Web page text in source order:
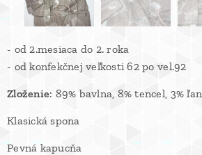
- od 2.mesiaca do 2. roka
- od konfekčnej veľkosti 62 po vel.92
Zloženie: 89% bavlna, 8% tencel, 3% ľan
Klasická spona
Pevná kapucňa